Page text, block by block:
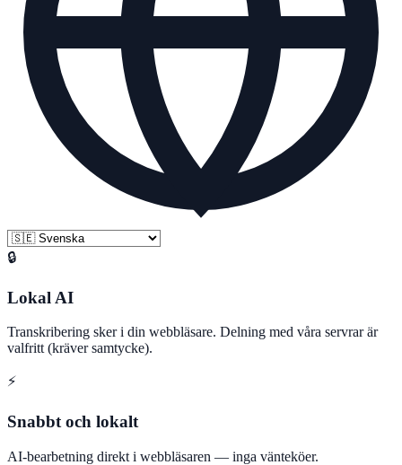
🔒
Lokal AI
Transkribering sker i din webbläsare. Delning med våra servrar är
valfritt (kräver samtycke).
⚡
Snabbt och lokalt
AI-bearbetning direkt i webbläsaren — inga vänteköer.